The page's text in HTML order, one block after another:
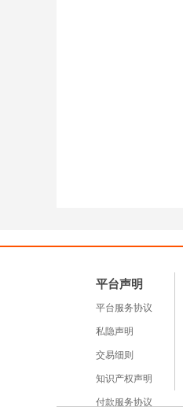
平台声明
平台服务协议
私隐声明
交易细则
知识产权声明
付款服务协议